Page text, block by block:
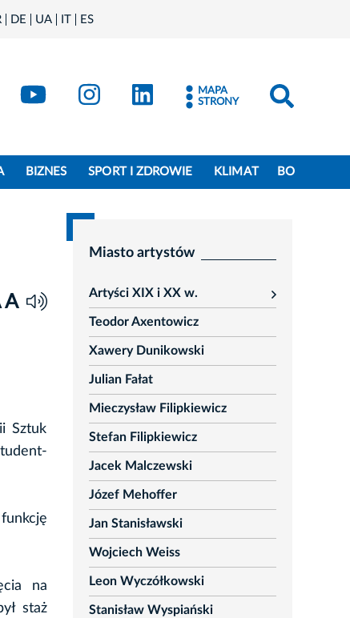
DE UA IT ES
- X
Kraków - YouTube
Kraków - Instagram
Kraków - LinkedIn
MAPA
STRONY
BIZNES SPORT I ZDROWIE KLIMAT BO
A
Sztuk
na
staż
Miasto artystów
Artyści XIX i XX w.
rozwiń
Teodor Axentowicz
Xawery Dunikowski
Julian Fałat
Mieczysław Filipkiewicz
Stefan Filipkiewicz
Jacek Malczewski
Józef Mehoffer
Jan Stanisławski
Wojciech Weiss
Leon Wyczółkowski
Stanisław Wyspiański